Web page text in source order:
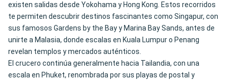
existen salidas desde Yokohama y Hong Kong. Estos recorridos
te permiten descubrir destinos fascinantes como Singapur, con
sus famosos Gardens by the Bay y Marina Bay Sands, antes de
unirte a Malasia, donde escalas en Kuala Lumpur o Penang
revelan templos y mercados auténticos.
El crucero continúa generalmente hacia Tailandia, con una
escala en Phuket, renombrada por sus playas de postal y